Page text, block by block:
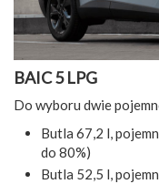
BAIC 5 LPG
Do wyboru dwie
Butla 67,2 l,
do 80%)
Butla 52,5 l,